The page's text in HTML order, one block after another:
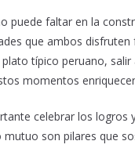
puede faltar en la
que ambos
típico peruano,
momentos
celebrar los logros
son pilares que